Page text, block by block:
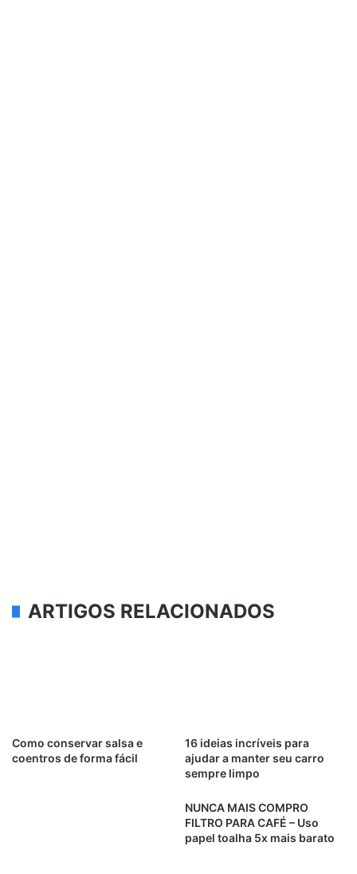
ARTIGOS RELACIONADOS
Como conservar salsa e
coentros de forma fácil
16 ideias incríveis para
ajudar a manter seu carro
sempre limpo
NUNCA MAIS COMPRO
FILTRO PARA CAFÉ – Uso
papel toalha 5x mais barato